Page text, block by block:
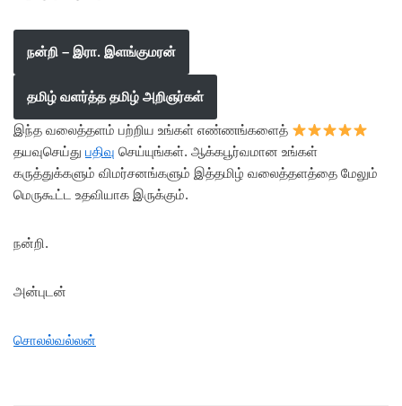
நன்றி – இரா. இளங்குமரன்
தமிழ் வளர்த்த தமிழ் அறிஞர்கள்
இந்த வலைத்தளம் பற்றிய உங்கள் எண்ணங்களைத்
தயவுசெய்து பதிவு செய்யுங்கள். ஆக்கபூர்வமான உங்கள்
கருத்துக்களும் விமர்சனங்களும் இத்தமிழ் வலைத்தளத்தை மேலும்
மெருகூட்ட உதவியாக இருக்கும்.
நன்றி.
அன்புடன்
சொலல்வல்லன்